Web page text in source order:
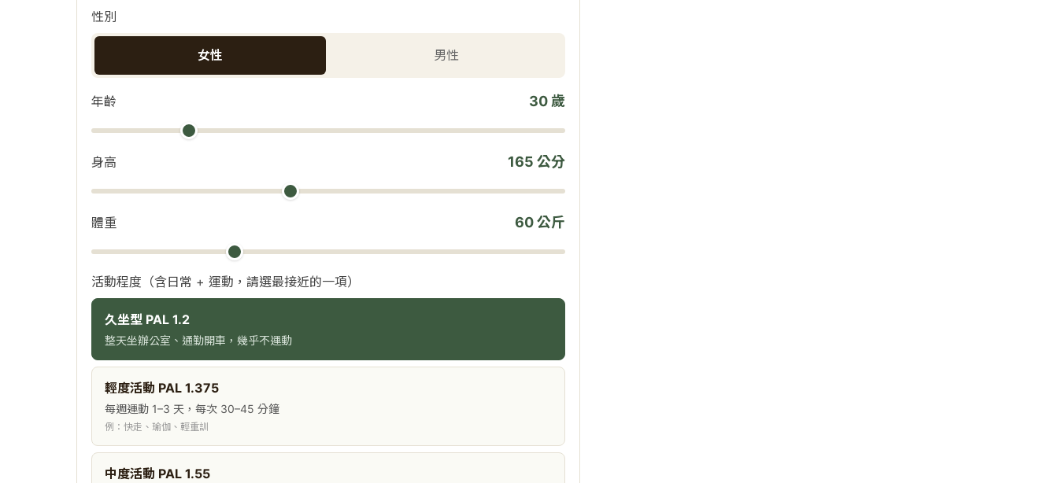
性別
女性 男性
年齡 30 歲
身高 165 公分
體重 60 公斤
活動程度（含日常 + 運動，請選最接近的一項）
久坐型 PAL 1.2
整天坐辦公室、通勤開車，幾乎不運動
輕度活動 PAL 1.375
每週運動 1–3 天，每次 30–45 分鐘
例：快走、瑜伽、輕重訓
中度活動 PAL 1.55